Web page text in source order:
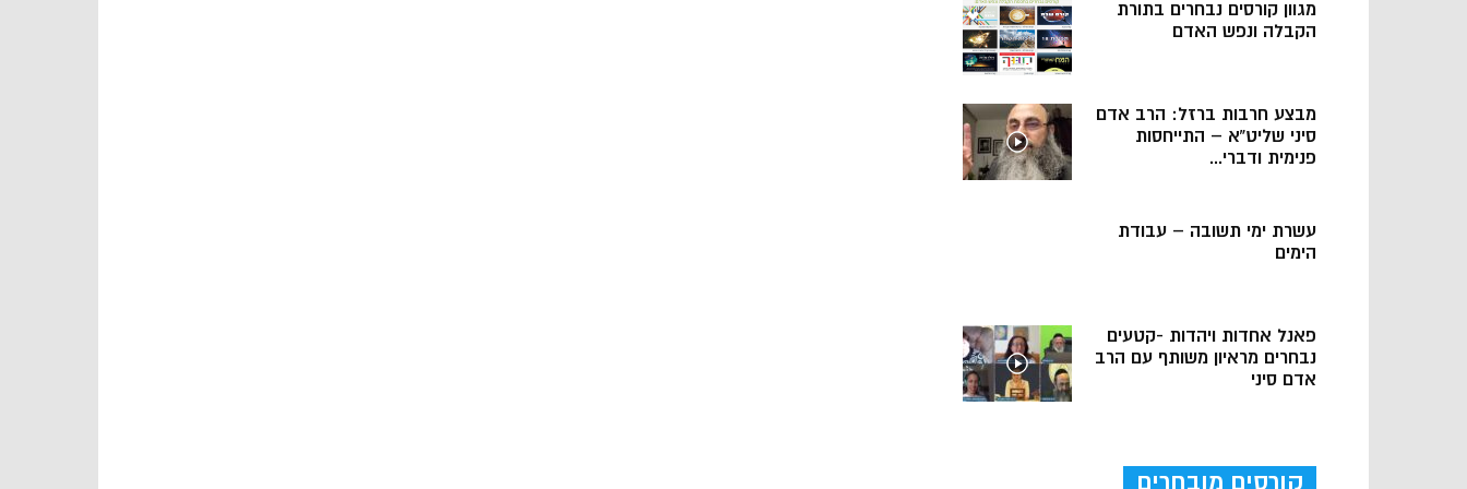
מגוון קורסים נבחרים בתורת
הקבלה ונפש האדם
מבצע חרבות ברזל: הרב אדם
סיני שליט”א – התייחסות
פנימית ודברי...
עשרת ימי תשובה – עבודת
הימים
פאנל אחדות ויהדות -קטעים
נבחרים מראיון משותף עם הרב
אדם סיני
קורסים מובחרים